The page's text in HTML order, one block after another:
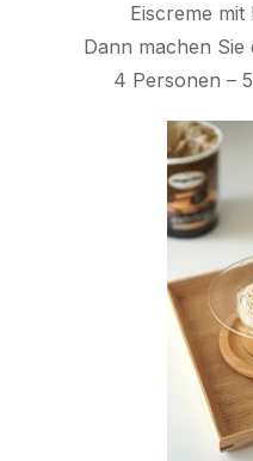
Eiscreme
Dann machen Sie
4 Personen –